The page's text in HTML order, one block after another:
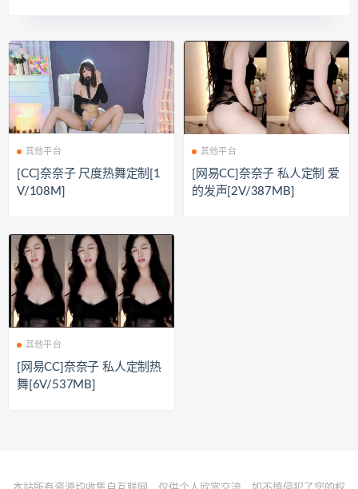
其他平台
[CC]奈奈子 尺度热舞定制[1
V/108M]
其他平台
[网易CC]奈奈子 私人定制 爱
的发声[2V/387MB]
其他平台
[网易CC]奈奈子 私人定制热
舞[6V/537MB]